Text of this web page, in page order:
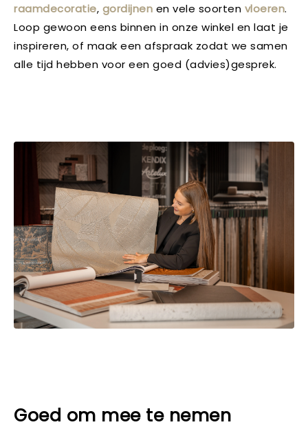
raamdecoratie, gordijnen en vele soorten vloeren.
Loop gewoon eens binnen in onze winkel en laat je
inspireren, of maak een afspraak zodat we samen
alle tijd hebben voor een goed (advies)gesprek.
Goed om mee te nemen